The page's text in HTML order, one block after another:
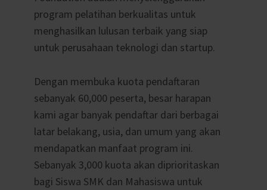
program pelatihan berkualitas untuk
menghasilkan lulusan terbaik yang siap
untuk perusahaan teknologi dan startup.
Dengan membuka kuota pendaftaran
sebanyak 60,000 peserta, besar harapan
kami agar banyak pendaftar dari berbagai
latar belakang, usia, dan umum yang akan
mendapatkan manfaat program ini.
Sebanyak 3,000 kuota akan diprioritaskan
bagi Siswa SMK dan Mahasiswa untuk